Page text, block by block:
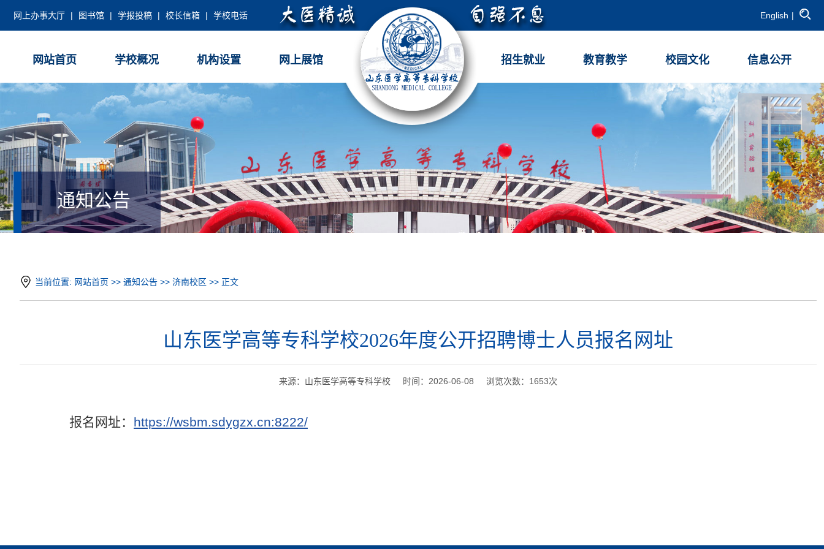
网上办事大厅 | 图书馆 | 学报投稿 | 校长信箱 | 学校电话 English |
网站首页 学校概况 机构设置 网上展馆 招生就业 教育教学 校园文化 信息公开
通知公告
当前位置: 网站首页 >> 通知公告 >> 济南校区 >> 正文
山东医学高等专科学校2026年度公开招聘博士人员报名网址
来源：山东医学高等专科学校 时间：2026-06-08 浏览次数： 1653次
报名网址： https://wsbm.sdygzx.cn:8222/